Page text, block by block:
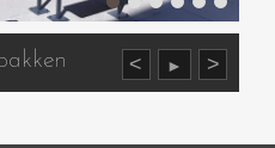
< ► >